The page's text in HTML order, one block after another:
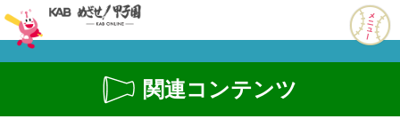
関連コンテンツ